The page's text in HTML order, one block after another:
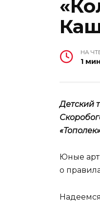
НА
1 мин
Детский
Юные
о